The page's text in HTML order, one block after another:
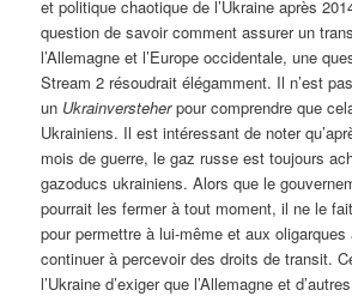
et politique chaotique de l’Ukraine après
question de savoir comment assurer un
l’Allemagne et l’Europe occidentale, une
Stream 2 résoudrait élégamment. Il n’est
un Ukrainversteherpour comprendre que
Ukrainiens. Il est intéressant de noter
mois de guerre, le gaz russe est toujours
gazoducs ukrainiens. Alors que le
pourrait les fermer à tout moment, il ne le
pour permettre à lui-même et aux
continuer à percevoir des droits de transit.
l’Ukraine d’exiger que l’Allemagne et